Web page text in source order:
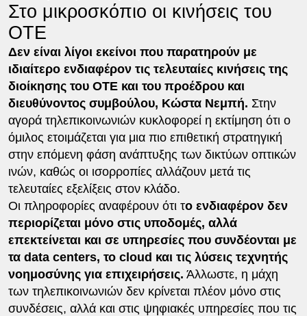
Στο μικροσκόπιο οι κινήσεις του
ΟΤΕ
Δεν είναι λίγοι εκείνοι που παρατηρούν με
ιδιαίτερο ενδιαφέρον τις τελευταίες κινήσεις της
διοίκησης του ΟΤΕ και του προέδρου και
διευθύνοντος συμβούλου, Κώστα Νεμπή. Στην
αγορά τηλεπικοινωνιών κυκλοφορεί η εκτίμηση ότι ο
όμιλος ετοιμάζεται για μια πιο επιθετική στρατηγική
στην επόμενη φάση ανάπτυξης των δικτύων οπτικών
ινών, καθώς οι ισορροπίες αλλάζουν μετά τις
τελευταίες εξελίξεις στον κλάδο.
Οι πληροφορίες αναφέρουν ότι το ενδιαφέρον δεν
περιορίζεται μόνο στις υποδομές, αλλά
επεκτείνεται και σε υπηρεσίες που συνδέονται με
τα data centers, το cloud και τις λύσεις τεχνητής
νοημοσύνης για επιχειρήσεις. Άλλωστε, η μάχη
των τηλεπικοινωνιών δεν κρίνεται πλέον μόνο στις
συνδέσεις, αλλά και στις ψηφιακές υπηρεσίες που τις